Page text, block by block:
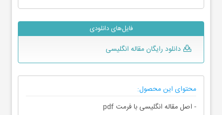
فایل‌های دانلودی
دانلود رایگان مقاله انگلیسی
محتوای این محصول:
- اصل مقاله انگلیسی با فرمت pdf